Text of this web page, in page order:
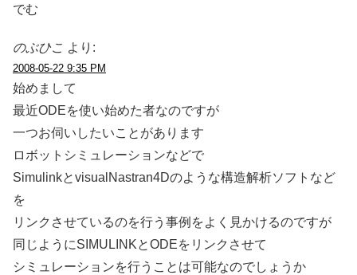
でむ
のぶひこ より:
2008-05-22 9:35 PM
始めまして
最近ODEを使い始めた者なのですが
一つお伺いしたいことがあります
ロボットシミュレーションなどで
SimulinkとvisualNastran4Dのような構造解析ソフトなど
を
リンクさせているのを行う事例をよく見かけるのですが
同じようにSIMULINKとODEをリンクさせて
シミュレーションを行うことは可能なのでしょうか